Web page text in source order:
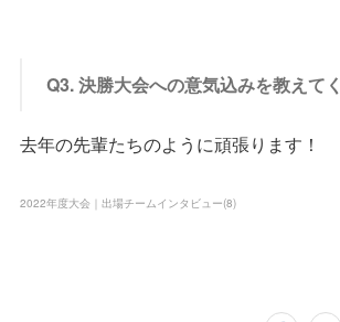
Q3. 決勝大会への意気込みを教えて
去年の先輩たちのように頑張ります！
2022年度大会｜出場チームインタビュー(8)